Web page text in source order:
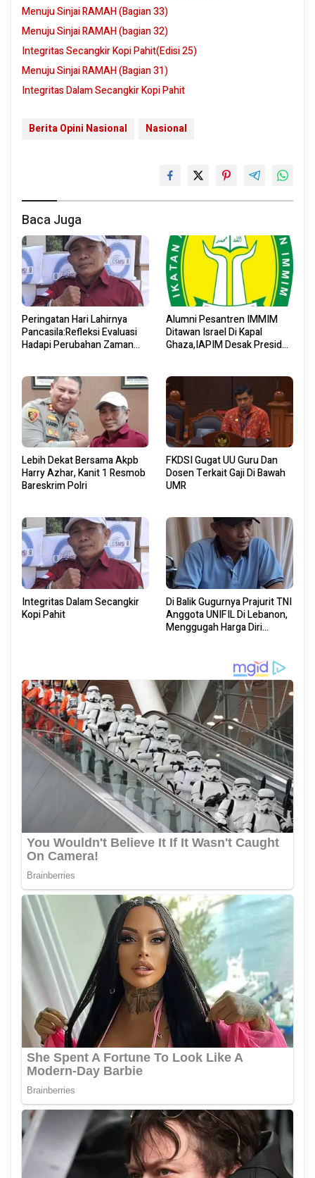
Menuju Sinjai RAMAH (Bagian 33)
Menuju Sinjai RAMAH (bagian 32)
Integritas Secangkir Kopi Pahit(Edisi 25)
Menuju Sinjai RAMAH (Bagian 31)
Integritas Dalam Secangkir Kopi Pahit
Berita Opini Nasional Nasional
Baca Juga
Peringatan Hari Lahirnya
Pancasila:Refleksi Evaluasi
Hadapi Perubahan Zaman
Alumni Pesantren IMMIM
Ditawan Israel Di Kapal
Ghaza,IAPIM Desak Presiden
Lebih Dekat Bersama Akpb
Harry Azhar, Kanit 1 Resmob
Bareskrim Polri
FKDSI Gugat UU Guru Dan
Dosen Terkait Gaji Di Bawah
UMR
Integritas Dalam Secangkir
Kopi Pahit
Di Balik Gugurnya Prajurit TNI
Anggota UNIFIL Di Lebanon,
Menggugah Harga Diri